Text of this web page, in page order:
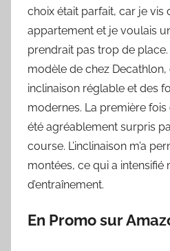
choix était parfait, car je vis
appartement et je voulais
prendrait pas trop de place.
modèle de chez
inclinaison réglable et des
modernes. La première fois
été agréablement surpris
course. L’inclinaison m’a
montées, ce qui a intensifié
d’entraînement.
En Promo sur